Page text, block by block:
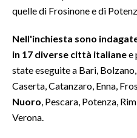
quelle di Frosinone e di
Nell'inchiesta sono
in 17 diverse città italianee
state eseguite a Bari,
Caserta, Catanzaro, Enna,
Nuoro , Pescara, Potenza,
Verona.